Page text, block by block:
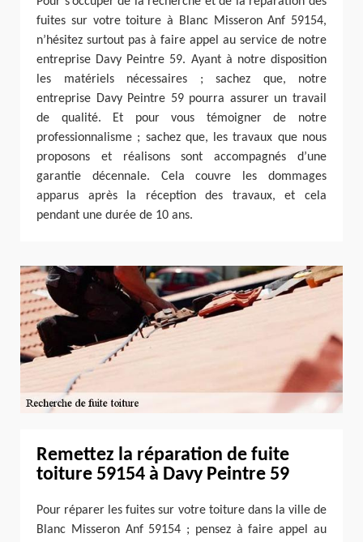
fuites sur votre toiture à Blanc Misseron Anf 59154,
n’hésitez surtout pas à faire appel au service de notre
entreprise Davy Peintre 59. Ayant à notre disposition
les matériels nécessaires ; sachez que, notre
entreprise Davy Peintre 59 pourra assurer un travail
de qualité. Et pour vous témoigner de notre
professionnalisme ; sachez que, les travaux que nous
proposons et réalisons sont accompagnés d’une
garantie décennale. Cela couvre les dommages
apparus après la réception des travaux, et cela
pendant une durée de 10 ans.
Remettez la réparation de fuite
toiture 59154 à Davy Peintre 59
Pour réparer les fuites sur votre toiture dans la ville de
Blanc Misseron Anf 59154 ; pensez à faire appel au